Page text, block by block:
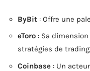
ByBit : Offre une
eToro : Sa
stratégies de
Coinbase : Un